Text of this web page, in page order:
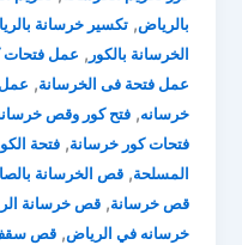
بالرياض,تكسير خرسانة
الخرسانة بالكور , عمل فتحات
عمل فتحة فى الخرسانة, عمل
خرسانه,فتح كور وقص
فتحات كور خرسانة,فتحة
المسلحة,قص الخرسانة
قص خرسانة,قص خرسانة
خرسانه في الرياض,قص